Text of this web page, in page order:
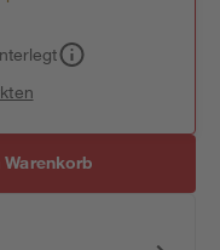
Warenkorb